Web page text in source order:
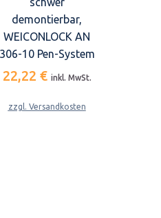
demontierbar,
WEICONLOCK AN
306-10 Pen-System
22,22 € inkl. MwSt.
zzgl. Versandkosten